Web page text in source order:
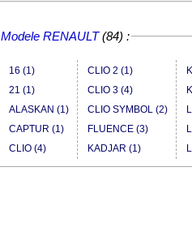
Modele RENAULT(84) :
16 (1)
21 (1)
ALASKAN (1)
CAPTUR (1)
CLIO (4)
CLIO 2 (1)
CLIO 3 (4)
CLIO SYMBOL (2)
FLUENCE (3)
KADJAR (1)